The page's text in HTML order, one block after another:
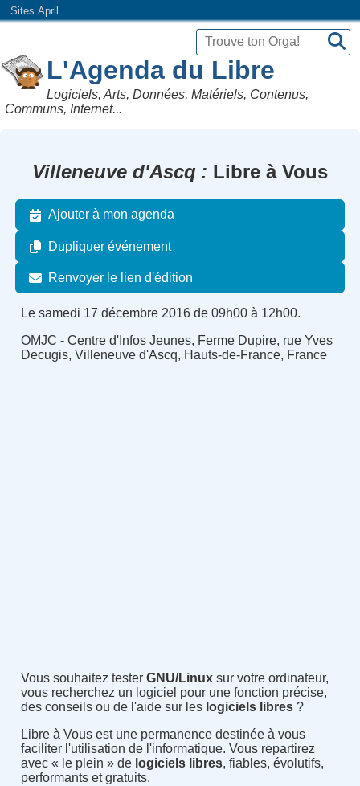
Sites April...
L'Agenda du Libre
Logiciels, Arts, Données, Matériels, Contenus,
Communs, Internet...
Villeneuve d'Ascq Libre à Vous
Ajouter à mon agenda
Dupliquer événement
Renvoyer le lien d'édition
Le samedi 17 décembre 2016 de 09h00 à 12h00.
OMJC - Centre d'Infos Jeunes, Ferme Dupire, rue Yves
Decugis, Villeneuve d'Ascq, Hauts-de-France, France
Vous souhaitez tester GNU/Linuxsur votre ordinateur,
vous recherchez un logiciel pour une fonction précise,
des conseils ou de l'aide sur les logiciels libres?
Libre à Vous est une permanence destinée à vous
faciliter l'utilisation de l'informatique. Vous repartirez
avec « le plein » de logiciels libres, fiables, évolutifs,
performants et gratuits.